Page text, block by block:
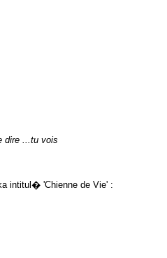
dire ...tu vois
intitul� 'Chienne de Vie' :